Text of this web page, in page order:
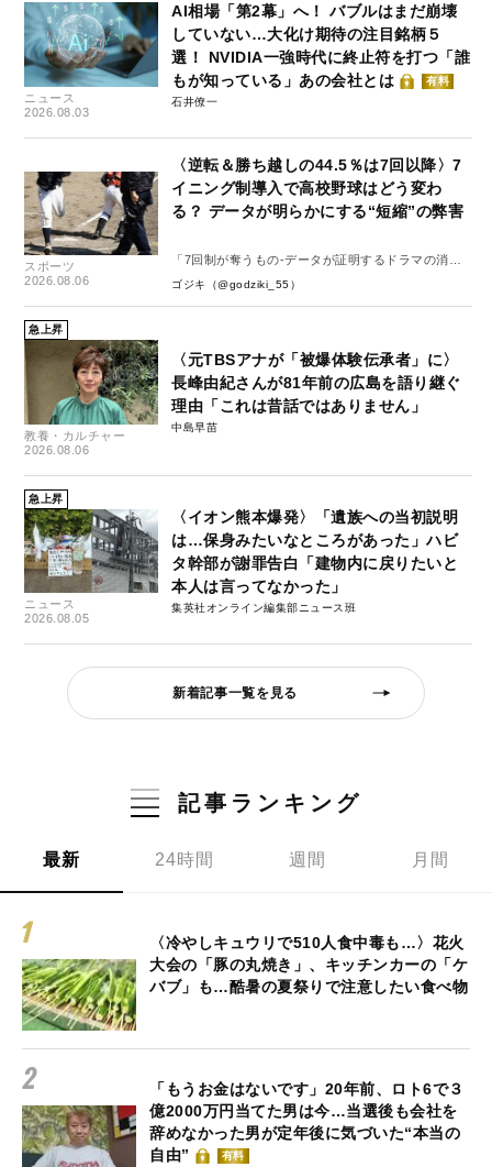
ニュース
2026.08.03
AI相場「第2幕」へ！ バブルはまだ崩壊
していない…大化け期待の注目銘柄５
選！ NVIDIA一強時代に終止符を打つ「誰
もが知っている」あの会社とは
有料
石井僚一
スポーツ
2026.08.06
〈逆転＆勝ち越しの44.5％は7回以降〉7
イニング制導入で高校野球はどう変わ
る？ データが明らかにする“短縮”の弊害
「7回制が奪うもの-データが証明するドラマの消
失-」
ゴジキ（@godziki_55）
急上昇
教養・カルチャー
2026.08.06
〈元TBSアナが「被爆体験伝承者」に〉
長峰由紀さんが81年前の広島を語り継ぐ
理由「これは昔話ではありません」
中島早苗
急上昇
ニュース
2026.08.05
〈イオン熊本爆発〉「遺族への当初説明
は…保身みたいなところがあった」ハビ
タ幹部が謝罪告白「建物内に戻りたいと
本人は言ってなかった」
集英社オンライン編集部ニュース班
新着記事一覧を見る
記事ランキング
最新 24時間 週間 月間
〈冷やしキュウリで510人食中毒も…〉花火
大会の「豚の丸焼き」、キッチンカーの「ケ
バブ」も…酷暑の夏祭りで注意したい食べ物
「もうお金はないです」20年前、ロト6で３
億2000万円当てた男は今…当選後も会社を
辞めなかった男が定年後に気づいた“本当の
自由”
有料